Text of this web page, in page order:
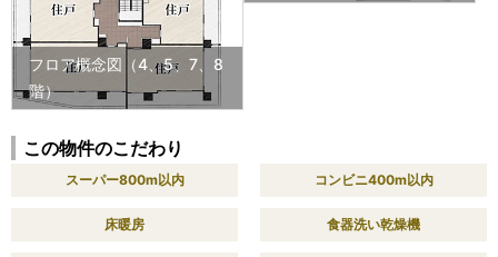
フロア概念図（4、5、7、8
階）
この物件のこだわり
スーパー800m以内 コンビニ400m以内
床暖房 食器洗い乾燥機